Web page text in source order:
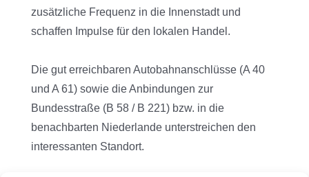
zusätzliche Frequenz in die Innenstadt und
schaffen Impulse für den lokalen Handel.
Die gut erreichbaren Autobahnanschlüsse (A 40
und A 61) sowie die Anbindungen zur
Bundesstraße (B 58 / B 221) bzw. in die
benachbarten Niederlande unterstreichen den
interessanten Standort.